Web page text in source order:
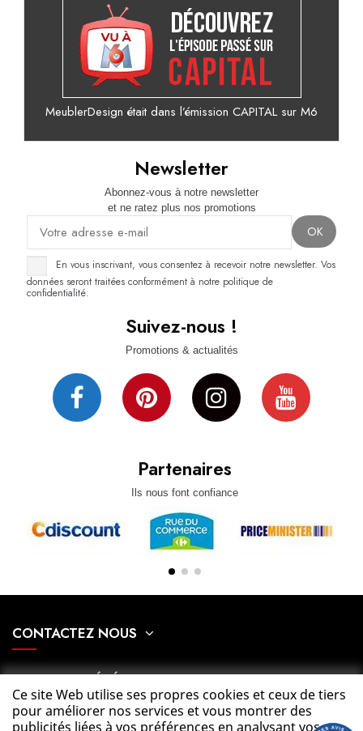
MeublerDesign était dans l’émission CAPITAL sur M6
Partenaires
Ils nous font confiance
Suivez-nous !
Promotions & actualités
Newsletter
Abonnez-vous à notre newsletter
et ne ratez plus nos promotions
En vous inscrivant, vous consentez à recevoir notre newsletter. Vos
données seront traitées conformément à notre politique de
confidentialité.
CONTACTEZ NOUS
NOTRE SOCIÉTÉ
Ce site Web utilise ses propres cookies et ceux de tiers
pour améliorer nos services et vous montrer des
publicités liées à vos préférences en analysant vos